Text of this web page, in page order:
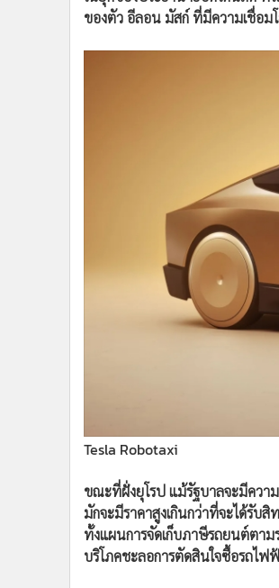
ของตัว อีลอน มัสก์ ที่มีความเชื่อม
Tesla Robotaxi
ขณะที่ฝั่งยุโรป แม้รัฐบาลจะมีคว
มักจะมีราคาสูงเกินกว่าที่จะได้รับ
ทั้งแผนการจัดเก็บภาษีรถยนต์ตาม
บริโภคชะลอการตัดสินใจซื้อรถไฟ